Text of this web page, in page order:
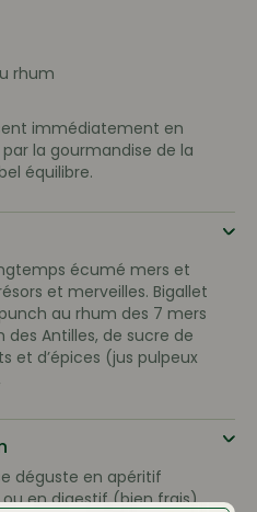
rhum
immédiatement en
la gourmandise de la
équilibre.
écumé mers et
et merveilles. Bigallet
au rhum des 7 mers
des Antilles, de sucre de
et d’épices (jus pulpeux
déguste en apéritif
en digestif (bien frais).